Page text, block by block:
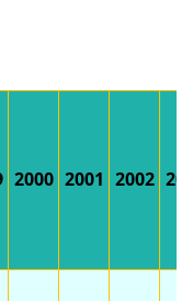
2000 2001 2002